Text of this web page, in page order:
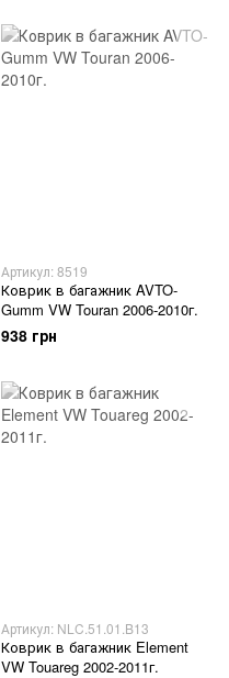
Артикул: 8519
Коврик в багажник AVTO-
Gumm VW Touran 2006-2010г.
938 грн
Артикул: NLC.51.01.B13
Коврик в багажник Element
VW Touareg 2002-2011г.